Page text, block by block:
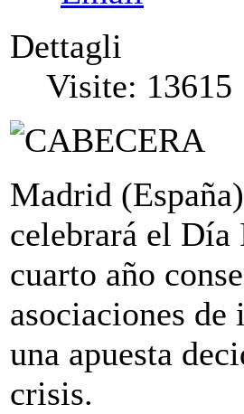
Dettagli
Visite: 13615
Madrid
celebrará el
cuarto año
asociaciones
una apuesta
crisis.